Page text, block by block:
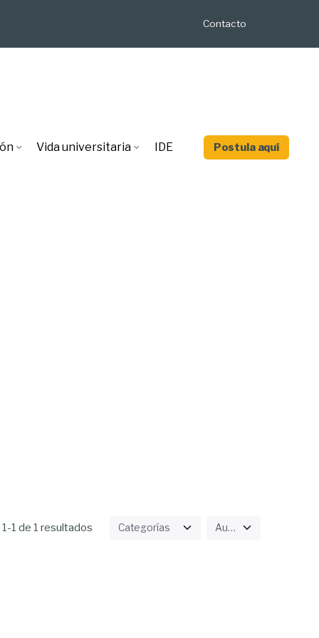
Contacto
Vida universitaria IDE Postula aquí
1 de 1 resultados